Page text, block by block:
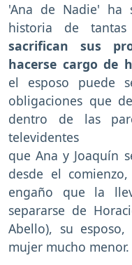
'Ana de Nadie' ha
historia de
sacrifican sus
hacerse cargo de
el esposo puede
obligaciones que
dentro de las
que Ana y Joaquín
desde el
engaño que la
separarse de
Abello), su
mujer mucho menor.